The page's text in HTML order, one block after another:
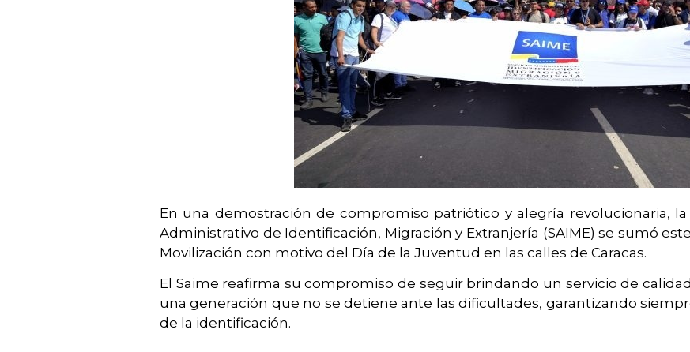
En una demostración de compromiso patriótico y alegría revolucionaria, la
Administrativo de Identificación, Migración y Extranjería (SAIME) se sumó
Movilización con motivo del Día de la Juventud en las calles de Caracas.
El Saime reafirma su compromiso de seguir brindando un servicio de
una generación que no se detiene ante las dificultades, garantizando
de la identificación.